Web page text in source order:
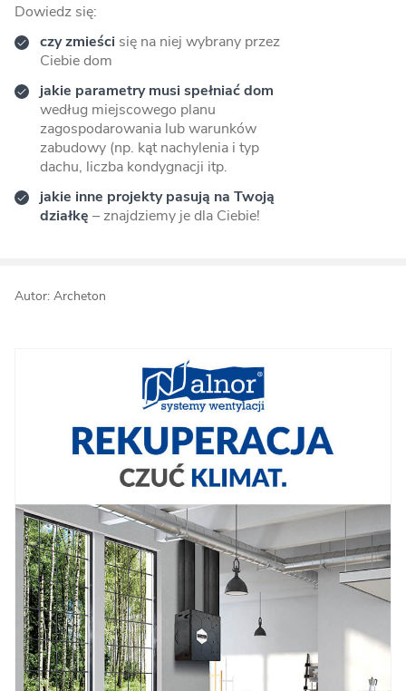
Dowiedz się:
czy zmieści się na niej wybrany przez
Ciebie dom
jakie parametry musi spełniać dom
według miejscowego planu
zagospodarowania lub warunków
zabudowy (np. kąt nachylenia i typ
dachu, liczba kondygnacji itp.
jakie inne projekty pasują na Twoją
działkę – znajdziemy je dla Ciebie!
Autor: Archeton